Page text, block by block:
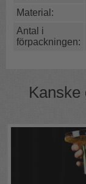
Volym:10 cl
Bredd:
Höjd:9,3 utan
Material:Klart
Material:
Antal i
förpackningen:
Kanske